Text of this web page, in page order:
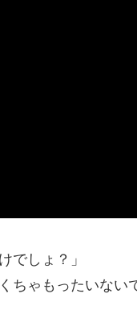
でしょ？」
ゃもったいない